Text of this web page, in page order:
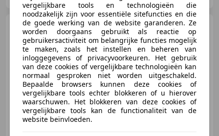
Toyota Aygo1.0 VVT-i x-cite
// Airco // el. Ramen
€ 7.995
09/2018 101.472 km
vergelijkbare tools en technologieën die
noodzakelijk zijn voor essentiële sitefuncties en die
de goede werking van de website garanderen. Ze
worden doorgaans gebruikt als reactie op
gebruikersactiviteit om belangrijke functies mogelijk
te maken, zoals het instellen en beheren van
inloggegevens of privacyvoorkeuren. Het gebruik
van deze cookies of vergelijkbare technologieën kan
normaal gesproken niet worden uitgeschakeld.
Bepaalde browsers kunnen deze cookies of
vergelijkbare tools echter blokkeren of u hierover
waarschuwen. Het blokkeren van deze cookies of
vergelijkbare tools kan de functionaliteit van de
website beïnvloeden.